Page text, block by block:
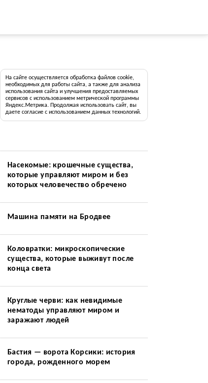
На сайте осуществляется обработка файлов cookie,
необходимых для работы сайта, а также для анализа
использования сайта и улучшения предоставляемых
сервисов с использованием метрической программы
Яндекс.Метрика. Продолжая использовать сайт, вы
даете согласие с использованием данных технологий.
Насекомые: крошечные существа,
которые управляют миром и без
которых человечество обречено
Машина памяти на Бродвее
Коловратки: микроскопические
существа, которые выживут после
конца света
Круглые черви: как невидимые
нематоды управляют миром и
заражают людей
Бастия — ворота Корсики: история
города, рожденного морем